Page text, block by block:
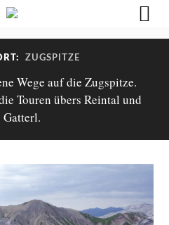
ZUGSPITZE
Wege auf die Zugspitze.
Touren übers Reintal und
Gatterl.